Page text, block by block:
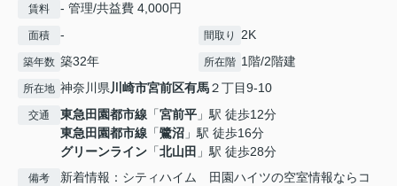
賃料 - 管理/共益費 4,000円
面積 - 間取り 2K
築年数 築32年 所在階 1階/2階建
所在地 神奈川県川崎市宮前区有馬２丁目9-10
交通 東急田園都市線 「宮前平 」駅 徒歩12分
東急田園都市線 「鷺沼 」駅 徒歩16分
グリーンライン 「北山田 」駅 徒歩28分
備考
新着情報：シティハイム 田園ハイツの空室情報ならコ